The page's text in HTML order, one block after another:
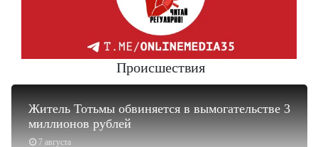
Происшествия
7 августа
Житель Тотьмы обвиняется в вымогательстве 3
миллионов рублей